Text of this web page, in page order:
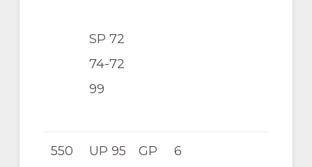
SP 72
74-72
99
550
UP 95
GP
6